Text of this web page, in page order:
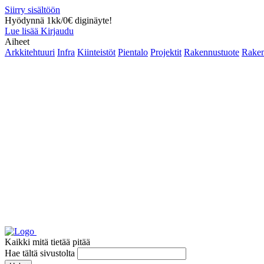
Siirry sisältöön
Hyödynnä 1kk/0€ diginäyte!
Lue lisää Kirjaudu
Aiheet
Arkkitehtuuri Infra Kiinteistöt Pientalo Projektit Rakennustuote
Kaikki mitä tietää pitää
Hae tältä sivustolta